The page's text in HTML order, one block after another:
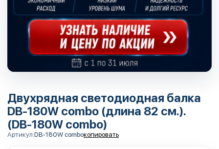
Двухрядная светодиодная балка
DB-180W combo (длина 82 см.).
(DB-180W combo)
Артикул:DB-180W comboкопировать